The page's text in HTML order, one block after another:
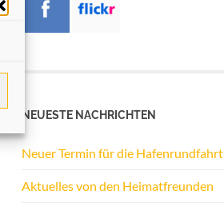
NEUESTE NACHRICHTEN
Neuer Termin für die Hafenrundfahrt
Aktuelles von den Heimatfreunden